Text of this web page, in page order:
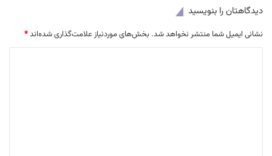
دیدگاهتان را بنویسید
نشانی ایمیل شما منتشر نخواهد شد. بخش‌های موردنیاز علامت‌گذاری شده‌اند*